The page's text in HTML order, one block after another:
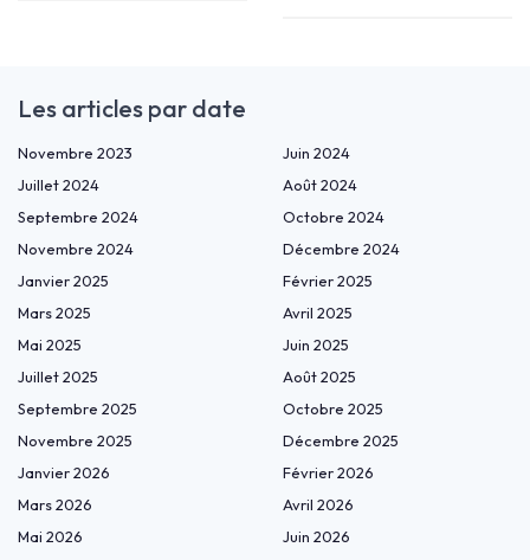
Les articles par date
Novembre 2023
Juin 2024
Juillet 2024
Août 2024
Septembre 2024
Octobre 2024
Novembre 2024
Décembre 2024
Janvier 2025
Février 2025
Mars 2025
Avril 2025
Mai 2025
Juin 2025
Juillet 2025
Août 2025
Septembre 2025
Octobre 2025
Novembre 2025
Décembre 2025
Janvier 2026
Février 2026
Mars 2026
Avril 2026
Mai 2026
Juin 2026